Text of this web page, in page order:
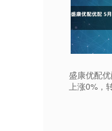
盛康优配
上涨0%，